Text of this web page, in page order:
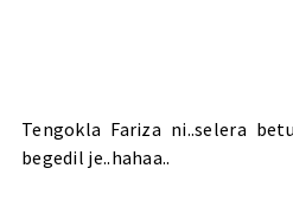
Tengokla Fariza ni..selera
begedil je..hahaa..